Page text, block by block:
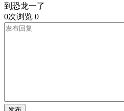
到恐龙一了
0次浏览 0